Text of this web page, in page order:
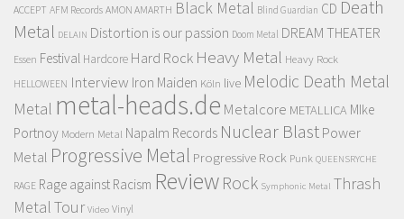
ACCEPT AFM Records AMON AMARTH Black Metal Blind Guardian CD Death
Metal DELAIN Distortion is our passion Doom Metal DREAM THEATER
Essen Festival Hardcore Hard Rock Heavy Metal Heavy Rock
HELLOWEEN Interview Iron Maiden Köln live Melodic Death Metal
Metal metal-heads.de Metalcore METALLICA MIke
Portnoy Modern Metal Napalm Records Nuclear Blast Power
Metal Progressive Metal Progressive Rock Punk QUEENSRYCHE
RAGE Rage against Racism Review Rock Symphonic Metal Thrash
MetalTour Video Vinyl